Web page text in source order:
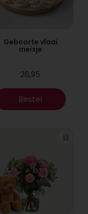
Geboorte vlaai
meisje
26,95
Bestel